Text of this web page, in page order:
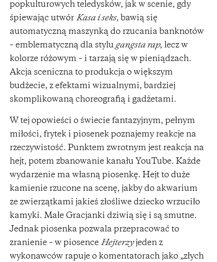
popkulturowych teledysków, jak w scenie, gdy
śpiewając utwór Kasa i seks, bawią się
automatyczną maszynką do rzucania banknotów
– emblematyczną dla stylu gangsta rap, lecz w
kolorze różowym – i tarzają się w pieniądzach.
Akcja sceniczna to produkcja o większym
budżecie, z efektami wizualnymi, bardziej
skomplikowaną choreografią i gadżetami.
W tej opowieści o świecie fantazyjnym, pełnym
miłości, frytek i piosenek poznajemy reakcje na
rzeczywistość. Punktem zwrotnym jest reakcja na
hejt, potem zbanowanie kanału YouTube. Każde
wydarzenie ma własną piosenkę. Hejt to duże
kamienie rzucone na scenę, jakby do akwarium
ze zwierzątkami jakieś złośliwe dziecko wrzuciło
kamyki. Małe Gracjanki dziwią się i są smutne.
Jednak piosenka pozwala przepracować to
zranienie – w piosence Hejterzyjeden z
wykonawców rapuje o komentatorach jako „złych